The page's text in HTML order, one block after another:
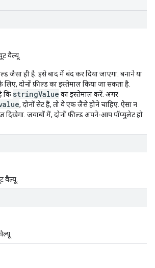
वैल्यू.
जैसा ही है. इसे बाद में बंद कर दिया जाएगा. बनाने या
दोनों फ़ील्ड का इस्तेमाल किया जा सकता है.
कि stringValue का इस्तेमाल करें. अगर
, दोनों सेट हैं, तो वे एक जैसे होने चाहिए. ऐसा न
दिखेगा. जवाबों में, दोनों फ़ील्ड अपने-आप पॉप्युलेट हो
वैल्यू.